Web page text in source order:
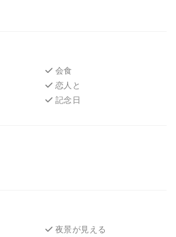
会食
恋人と
記念日
夜景が見える